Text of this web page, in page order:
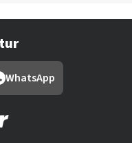
WhatsApp